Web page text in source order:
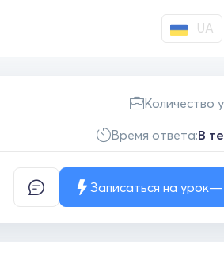
UA
Количество
Время ответа:В
Записаться на урок